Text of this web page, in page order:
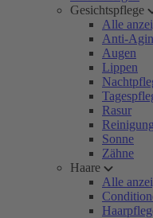
Gesichtspflege
Alle
Anti-
Augen
Lippen
Rasur
Reinigung
Sonne
Zähne
Haare
Alle